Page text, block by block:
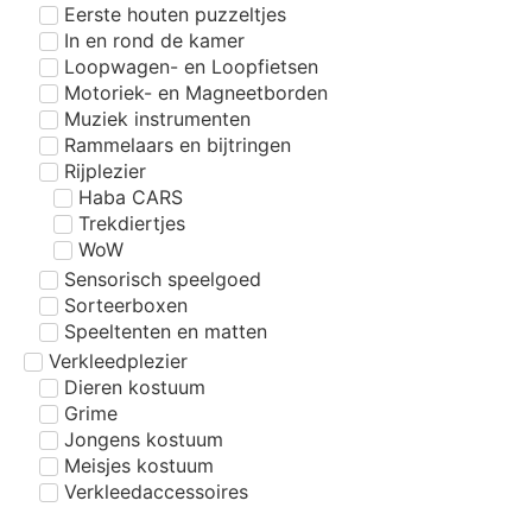
Eerste houten puzzeltjes
In en rond de kamer
Loopwagen- en Loopfietsen
Motoriek- en Magneetborden
Muziek instrumenten
Rammelaars en bijtringen
Rijplezier
Haba CARS
Trekdiertjes
WoW
Sensorisch speelgoed
Sorteerboxen
Speeltenten en matten
Verkleedplezier
Dieren kostuum
Grime
Jongens kostuum
Meisjes kostuum
Verkleedaccessoires